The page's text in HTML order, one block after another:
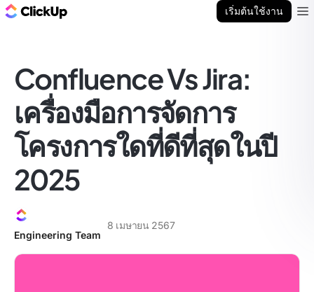
เริ่มต้นใช้งาน
Confluence Vs Jira:
เครื่องมือการจัดการ
โครงการใดที่ดีที่สุดในปี
2025
Engineering Team
8 เมษายน 2567